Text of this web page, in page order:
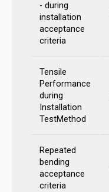
- during
installation
acceptance
criteria
Tensile
Performance
during
Installation
TestMethod
Repeated
bending
acceptance
criteria